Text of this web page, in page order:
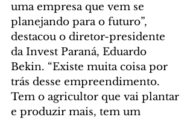
uma empresa que vem se
planejando para o futuro”,
destacou o diretor-presidente
da Invest Paraná, Eduardo
Bekin. “Existe muita coisa por
trás desse empreendimento.
Tem o agricultor que vai plantar
e produzir mais, tem um